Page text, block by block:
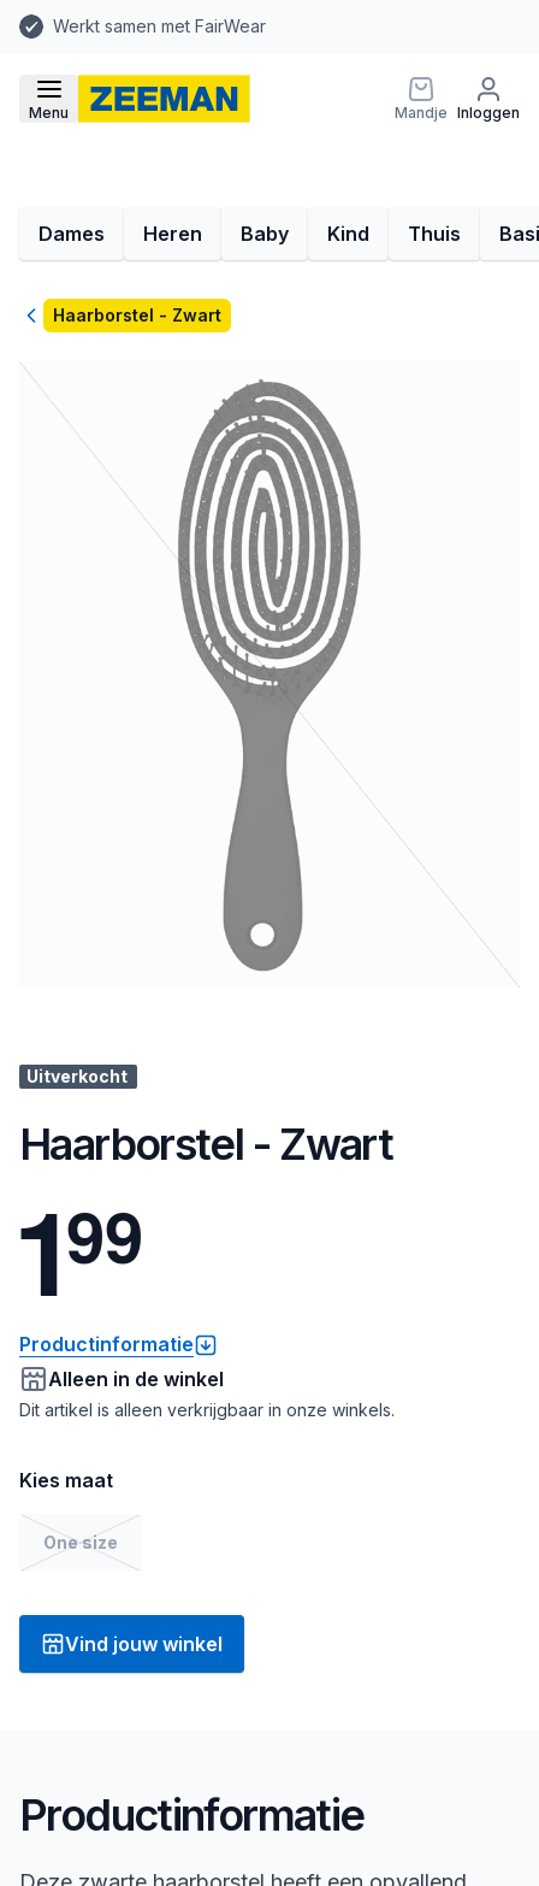
Werkt samen met FairWear
Menu Mandje Inloggen
Dames Heren Baby Kind Thuis
TerugHaarborstel - Zwart
Uitverkocht
Haarborstel - Zwart
199
Productinformatie
Alleen in de winkel
Dit artikel is alleen verkrijgbaar in onze winkels.
Kies maat
One size
Vind jouw winkel
Productinformatie